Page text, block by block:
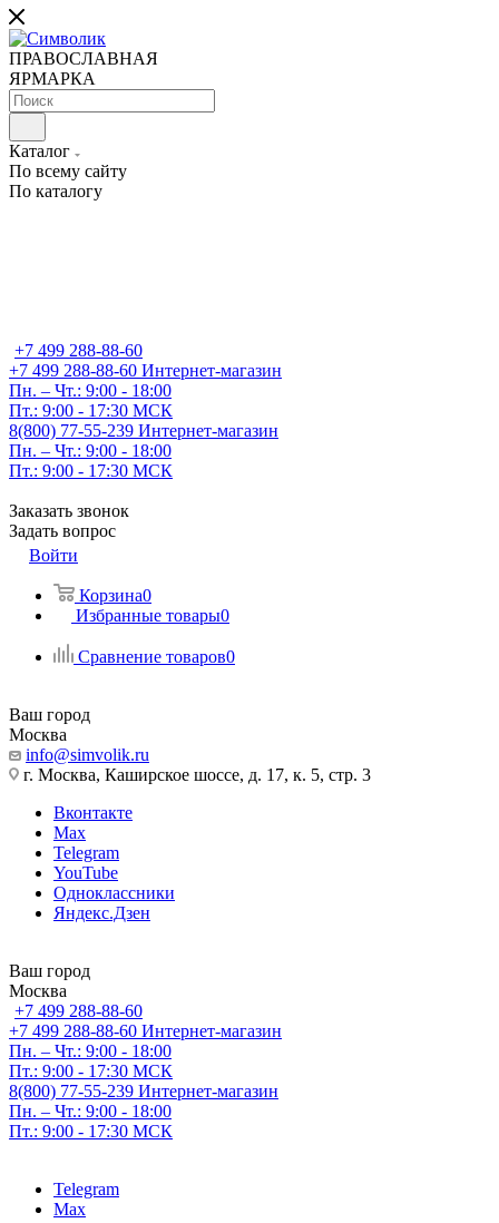
ПРАВОСЛАВНАЯ
ЯРМАРКА
Каталог
По всему сайту
По каталогу
+7 499 288-88-60
+7 499 288-88-60 Интернет-магазин
Пн. – Чт.: 9:00 - 18:00
Пт.: 9:00 - 17:30 МСК
8(800) 77-55-239 Интернет-магазин
Пн. – Чт.: 9:00 - 18:00
Пт.: 9:00 - 17:30 МСК
Заказать звонок
Задать вопрос
Войти
Корзина0
Избранные товары0
Сравнение товаров0
Ваш город
Москва
info@simvolik.ru
г. Москва, Каширское шоссе, д. 17, к. 5, стр. 3
Вконтакте
Max
Telegram
YouTube
Одноклассники
Яндекс.Дзен
Ваш город
Москва
+7 499 288-88-60
+7 499 288-88-60 Интернет-магазин
Пн. – Чт.: 9:00 - 18:00
Пт.: 9:00 - 17:30 МСК
8(800) 77-55-239 Интернет-магазин
Пн. – Чт.: 9:00 - 18:00
Пт.: 9:00 - 17:30 МСК
Telegram
Max